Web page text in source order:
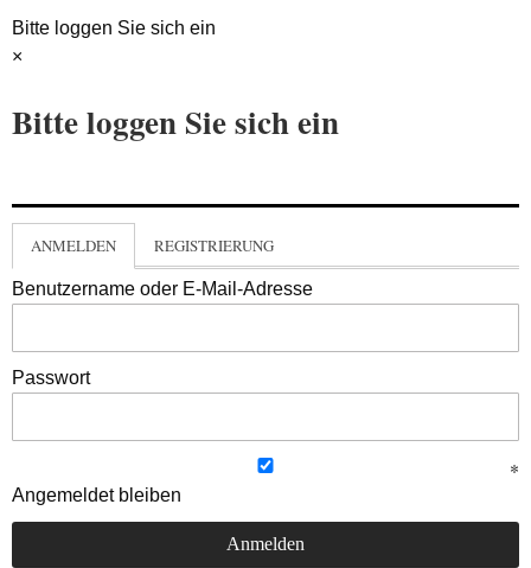
Bitte loggen Sie sich ein
×
Bitte loggen Sie sich ein
ANMELDEN REGISTRIERUNG
Benutzername oder E-Mail-Adresse
Passwort
Angemeldet bleiben